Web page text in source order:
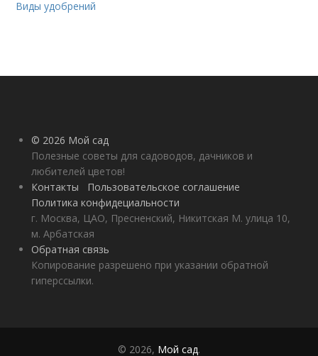
Виды удобрений
© 2026 Мой сад
Полезные советы для садоводов, дачников и
любителей цветов!
Контакты
Пользовательское соглашение
Политика конфидециальности
г. Москва, ЦАО, Пресненский, Никитская М. улица 10,
м. Арбатская
Обратная связь
Копирование разрешено при указании обратной
гиперссылки.
© 2026, Мой сад.